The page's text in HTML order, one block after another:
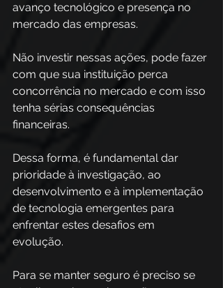
avanço tecnológico e presença no
mercado das empresas.
Não investir nessas ações, pode fazer
com que sua instituição perca
concorrência no mercado e com isso
tenha sérias consequências
financeiras.
Dessa forma, é fundamental dar
prioridade à investigação, ao
desenvolvimento e à implementação
de tecnologia emergentes para
enfrentar estes desafios em
evolução.
Para se manter seguro é preciso se